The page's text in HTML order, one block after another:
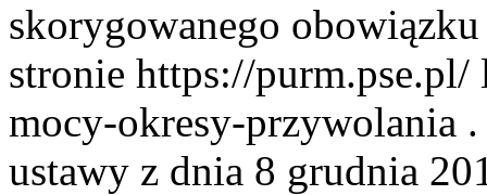
skorygowanego
stronie https://
mocy-okresy-przywolania
ustawy z dnia 8 grudnia